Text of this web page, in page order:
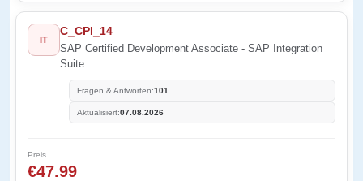
IT
C_CPI_14
SAP Certified Development Associate - SAP Integration
Suite
Fragen & Antworten:101
Aktualisiert:07.08.2026
Preis
€47.99